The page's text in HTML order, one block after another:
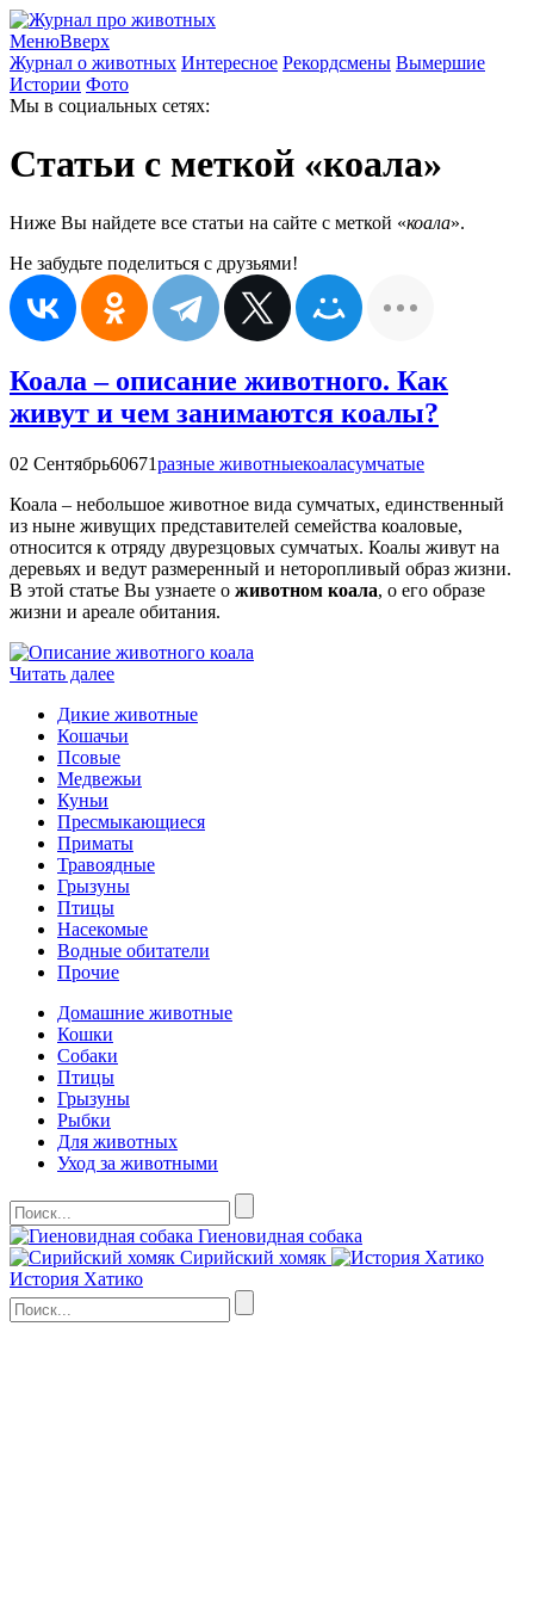
МенюВверх
Журнал о животных Интересное Рекордсмены Вымершие
Истории Фото
Мы в социальных сетях:
Статьи с меткой «коала»
Ниже Вы найдете все статьи на сайте с меткой «коала».
Не забудьте поделиться с друзьями!
Коала – описание животного. Как
живут и чем занимаются коалы?
02 Сентябрь60671разные животныекоаласумчатые
Коала – небольшое животное вида сумчатых, единственный
из ныне живущих представителей семейства коаловые,
относится к отряду двурезцовых сумчатых. Коалы живут на
деревьях и ведут размеренный и неторопливый образ жизни.
В этой статье Вы узнаете о животном коала, о его образе
жизни и ареале обитания.
Читать далее
Дикие животные
Кошачьи
Псовые
Медвежьи
Куньи
Пресмыкающиеся
Приматы
Травоядные
Грызуны
Птицы
Насекомые
Водные обитатели
Прочие
Домашние животные
Кошки
Собаки
Птицы
Грызуны
Рыбки
Для животных
Уход за животными
Гиеновидная собака
Сирийский хомяк
История Хатико